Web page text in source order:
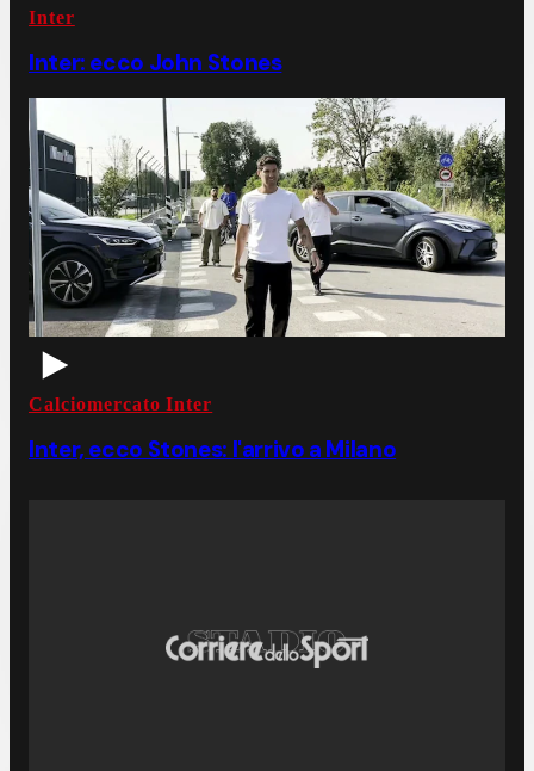
Inter
Inter: ecco John Stones
Calciomercato Inter
Inter, ecco Stones: l'arrivo a Milano